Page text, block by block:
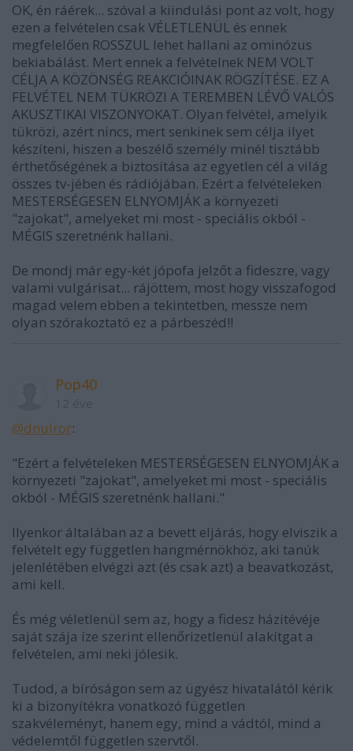
OK, én ráérek... szóval a kiindulási pont az volt, hogy
ezen a felvételen csak VÉLETLENÜL és ennek
megfelelően ROSSZUL lehet hallani az ominózus
bekiabálást. Mert ennek a felvételnek NEM VOLT
CÉLJA A KÖZÖNSÉG REAKCIÓINAK RÖGZÍTÉSE. EZ A
FELVÉTEL NEM TÜKRÖZI A TEREMBEN LÉVŐ VALÓS
AKUSZTIKAI VISZONYOKAT. Olyan felvétel, amelyik
tükrözi, azért nincs, mert senkinek sem célja ilyet
készíteni, hiszen a beszélő személy minél tisztább
érthetőségének a biztosítása az egyetlen cél a világ
összes tv-jében és rádiójában. Ezért a felvételeken
MESTERSÉGESEN ELNYOMJÁK a környezeti
"zajokat", amelyeket mi most - speciális okból -
MÉGIS szeretnénk hallani.
De mondj már egy-két jópofa jelzőt a fideszre, vagy
valami vulgárisat... rájöttem, most hogy visszafogod
magad velem ebben a tekintetben, messze nem
olyan szórakoztató ez a párbeszéd!!
Pop40
@dnulror:
"Ezért a felvételeken MESTERSÉGESEN ELNYOMJÁK a
környezeti "zajokat", amelyeket mi most - speciális
okból - MÉGIS szeretnénk hallani."
Ilyenkor általában az a bevett eljárás, hogy elviszik a
felvételt egy független hangmérnökhöz, aki tanúk
jelenlétében elvégzi azt (és csak azt) a beavatkozást,
ami kell.
És még véletlenül sem az, hogy a fidesz házitévéje
saját szája íze szerint ellenőrizetlenül alakítgat a
felvételen, ami neki jólesik.
Tudod, a bíróságon sem az ügyész hivatalától kérik
ki a bizonyítékra vonatkozó független
szakvéleményt, hanem egy, mind a vádtól, mind a
védelemtől független szervtől.